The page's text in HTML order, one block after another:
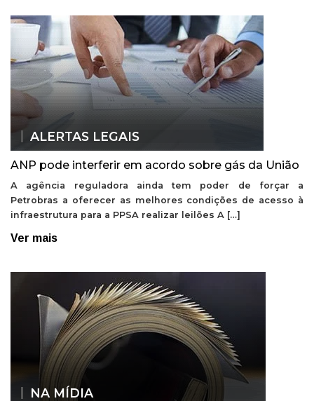
ALERTAS LEGAIS
ANP pode interferir em acordo sobre gás da União
A agência reguladora ainda tem poder de forçar a
Petrobras a oferecer as melhores condições de acesso à
infraestrutura para a PPSA realizar leilões A […]
Ver mais
NA MÍDIA